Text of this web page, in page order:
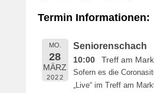
Termin Informationen:
MO.
28
MÄRZ
2022
Seniorenschach
10:00 Treff am
Sofern es die
„Live“ im Treff am